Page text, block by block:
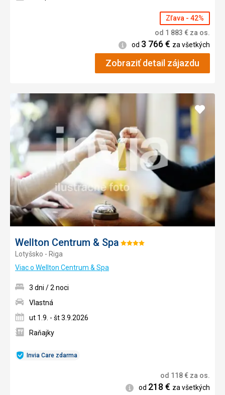
Zľava - 42%
od 1 883 € za os.
Informácie
od 3 766€ za všetkých
Zobraziť detail zájazdu
Wellton Centrum & Spa Hodnotenie:
Lotyšsko - Riga
Viac o Wellton Centrum & Spa
Pridať
Invia Care zdarma
3 dni / 2 noci
Vlastná
ut 1.9. - št 3.9.2026
Raňajky
od 118€ za os.
Informácie
od 218 € za všetkých